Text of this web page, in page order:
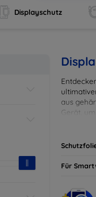
Displayschutz
aus
Gerät,
Für